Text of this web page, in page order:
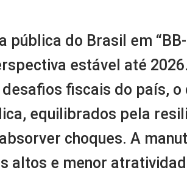
do Brasil em
estável até
fiscais do país,
equilibrados pela
choques. A
altos e menor